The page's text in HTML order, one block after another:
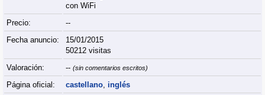
con WiFi
Precio:
--
Fecha anuncio:
15/01/2015
50212 visitas
Valoración:
-- (sin comentarios escritos)
Página oficial: castellano, inglés